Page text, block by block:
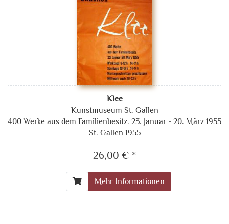
Klee
Kunstmuseum St. Gallen
400 Werke aus dem Familienbesitz. 23. Januar - 20. März 1955
St. Gallen 1955
26,00 € *
Mehr Informationen